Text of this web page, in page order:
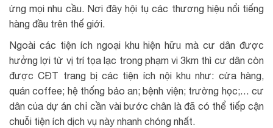
ứng mọi nhu cầu. Nơi đây hội tụ các thương hiệu nổi tiếng
hàng đầu trên thế giới.
Ngoài các tiện ích ngoại khu hiện hữu mà cư dân được
hưởng lợi từ vị trí tọa lạc trong phạm vi 3km thì cư dân còn
được CĐT trang bị các tiện ích nội khu như: cửa hàng,
quán coffee; hệ thống bảo an; bệnh viện; trường học;… cư
dân của dự án chỉ cần vài bước chân là đã có thể tiếp cận
chuỗi tiện ích dịch vụ này nhanh chóng nhất.